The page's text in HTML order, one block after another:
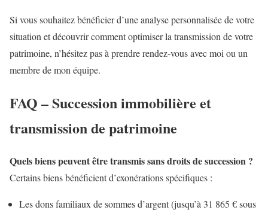
Si vous souhaitez bénéficier d’une analyse personnalisée de votre
situation et découvrir comment optimiser la transmission de votre
patrimoine, n’hésitez pas à prendre rendez-vous avec moi ou un
membre de mon équipe.
FAQ – Succession immobilière et
transmission de patrimoine
Quels biens peuvent être transmis sans droits de succession ?
Certains biens bénéficient d’exonérations spécifiques :
Les dons familiaux de sommes d’argent (jusqu’à 31 865 € sous